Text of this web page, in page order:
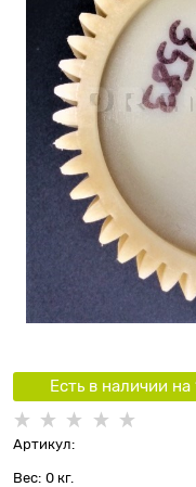
Есть в наличии на
Артикул:
Вес: 0 кг.